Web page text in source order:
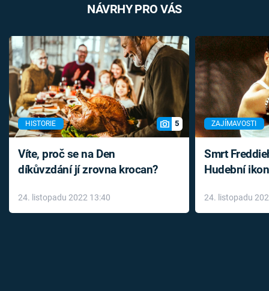
NÁVRHY PRO VÁS
HISTORIE 5
Víte, proč se na Den
díkůvzdání jí zrovna krocan?
24. listopadu 2022 13:40
ZAJÍMAVOSTI
Smrt
Hudební
léky
24. listopadu